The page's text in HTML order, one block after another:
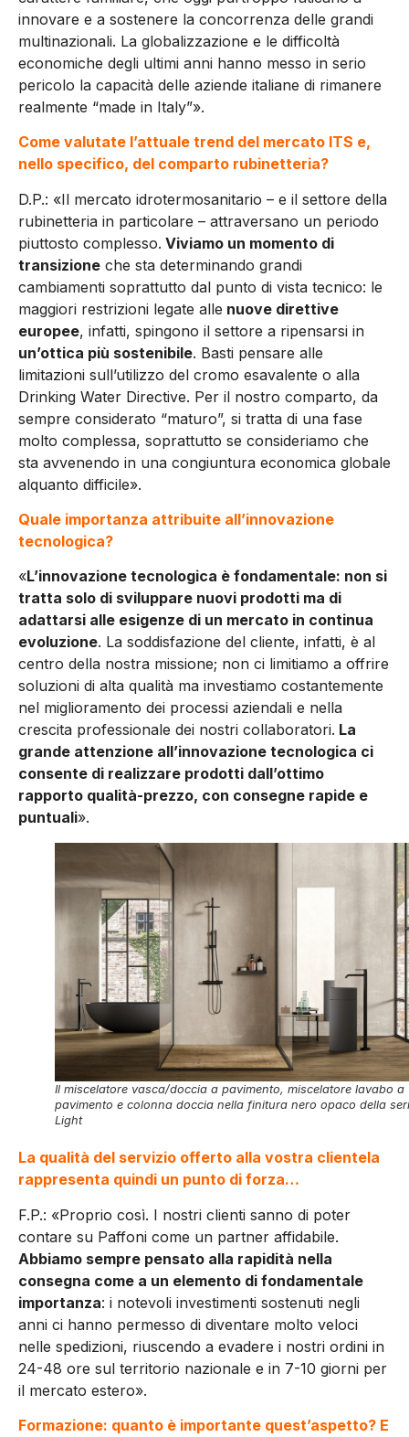
innovare e a sostenere la concorrenza delle grandi
multinazionali. La globalizzazione e le difficoltà
economiche degli ultimi anni hanno messo in serio
pericolo la capacità delle aziende italiane di rimanere
realmente “made in Italy”».
Come valutate l’attuale trend del mercato ITS e,
nello specifico, del comparto rubinetteria?
D.P.: «Il mercato idrotermosanitario – e il settore della
rubinetteria in particolare – attraversano un periodo
piuttosto complesso. Viviamo un momento di
transizione che sta determinando grandi
cambiamenti soprattutto dal punto di vista tecnico: le
maggiori restrizioni legate alle nuove direttive
europee, infatti, spingono il settore a ripensarsi in
un’ottica più sostenibile. Basti pensare alle
limitazioni sull’utilizzo del cromo esavalente o alla
Drinking Water Directive. Per il nostro comparto, da
sempre considerato “maturo”, si tratta di una fase
molto complessa, soprattutto se consideriamo che
sta avvenendo in una congiuntura economica globale
alquanto difficile».
Quale importanza attribuite all’innovazione
tecnologica?
«L’innovazione tecnologica è fondamentale: non si
tratta solo di sviluppare nuovi prodotti ma di
adattarsi alle esigenze di un mercato in continua
evoluzione. La soddisfazione del cliente, infatti, è al
centro della nostra missione; non ci limitiamo a offrire
soluzioni di alta qualità ma investiamo costantemente
nel miglioramento dei processi aziendali e nella
crescita professionale dei nostri collaboratori. La
grande attenzione all’innovazione tecnologica ci
consente di realizzare prodotti dall’ottimo
rapporto qualità-prezzo, con consegne rapide e
puntuali».
Il miscelatore vasca/doccia a pavimento, miscelatore lavabo a
pavimento e colonna doccia nella finitura nero opaco della
Light
La qualità del servizio offerto alla vostra clientela
rappresenta quindi un punto di forza…
F.P.: «Proprio così. I nostri clienti sanno di poter
contare su Paffoni come un partner affidabile.
Abbiamo sempre pensato alla rapidità nella
consegna come a un elemento di fondamentale
importanza: i notevoli investimenti sostenuti negli
anni ci hanno permesso di diventare molto veloci
nelle spedizioni, riuscendo a evadere i nostri ordini in
24-48 ore sul territorio nazionale e in 7-10 giorni per
il mercato estero».
Formazione: quanto è importante quest’aspetto? E